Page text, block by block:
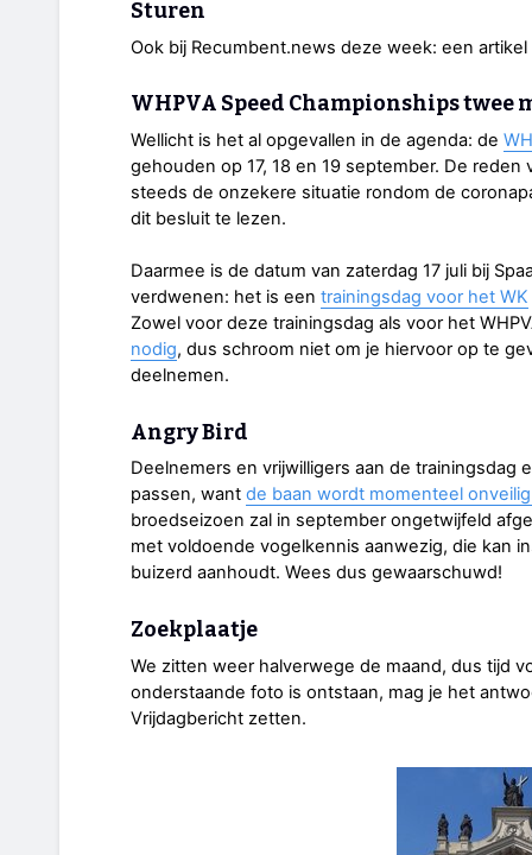
Sturen
Ook bij Recumbent.news deze week: een
WHPVA Speed Championships twee
Wellicht is het al opgevallen in de agenda: de
gehouden op 17, 18 en 19 september. De
steeds de onzekere situatie rondom de
dit besluit te lezen.
Daarmee is de datum van zaterdag 17 juli bij
verdwenen: het is een trainingsdag voor het WK
Zowel voor deze trainingsdag als voor het
nodig, dus schroom niet om je hiervoor op te
deelnemen.
Angry Bird
Deelnemers en vrijwilligers aan de
passen, want de baan wordt momenteel
broedseizoen zal in september ongetwijfeld
met voldoende vogelkennis aanwezig, die kan
buizerd aanhoudt. Wees dus gewaarschuwd!
Zoekplaatje
We zitten weer halverwege de maand, dus tijd
onderstaande foto is ontstaan, mag je het
Vrijdagbericht zetten.